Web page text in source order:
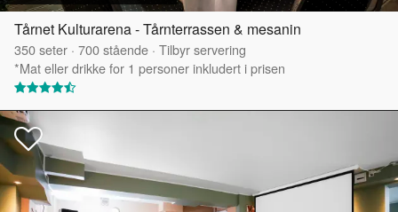
Tårnet Kulturarena - Tårnterrassen & mesanin
350seter · 700stående · Tilbyr servering
*Mat eller drikke for 1 personer inkludert i prisen